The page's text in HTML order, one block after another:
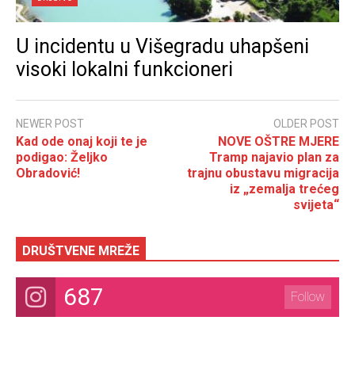
U incidentu u Višegradu uhapšeni
visoki lokalni funkcioneri
NEWER POST
Kad ode onaj koji te je
podigao: Željko
Obradović!
OLDER POST
NOVE OŠTRE MJERE
Tramp najavio plan za
trajnu obustavu migracija
iz „zemalja trećeg
svijeta“
DRUŠTVENE MREŽE
687 Follow